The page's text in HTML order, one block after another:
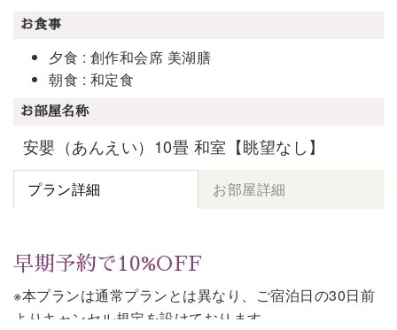
お食事
夕食 : 創作和会席 美湖膳
朝食 : 和定食
お部屋名称
安嬰（あんえい）10畳 和室【眺望なし】
プラン詳細 お部屋詳細
早期予約で10%OFF
※本プランは通常プランとは異なり、ご宿泊日の30日前
よりキャンセル規定を設けております。